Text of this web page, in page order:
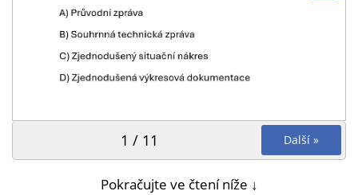
Další »
1 / 11
Pokračujte ve čtení níže ↓